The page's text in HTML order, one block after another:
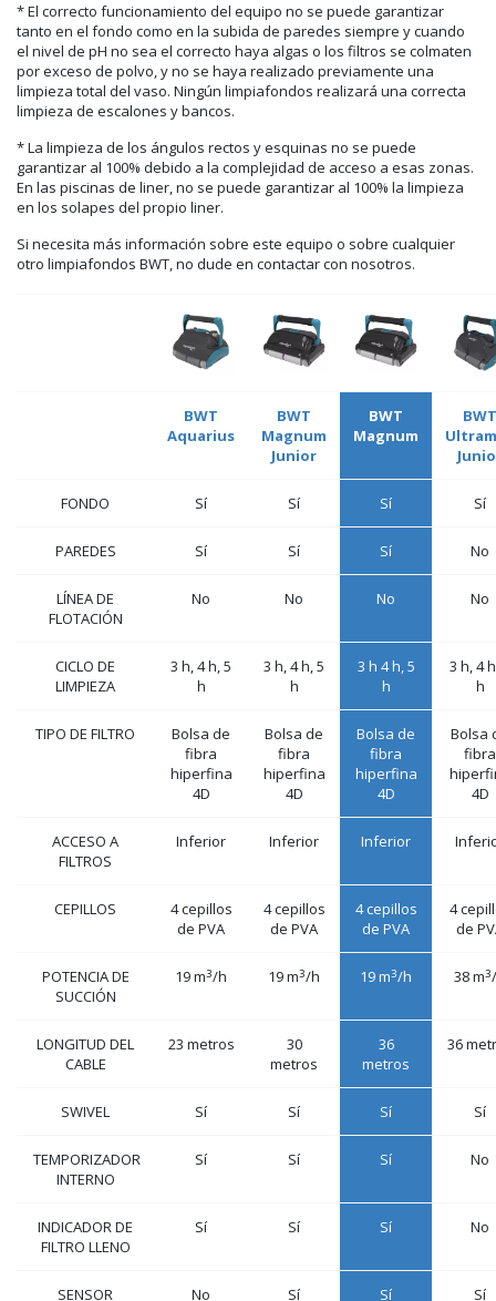
* El correcto funcionamiento del equipo no se puede garantizar
tanto en el fondo como en la subida de paredes siempre y cuando
el nivel de pH no sea el correcto haya algas o los filtros se colmaten
por exceso de polvo, y no se haya realizado previamente una
limpieza total del vaso. Ningún limpiafondos realizará una correcta
limpieza de escalones y bancos.
* La limpieza de los ángulos rectos y esquinas no se puede
garantizar al 100% debido a la complejidad de acceso a esas zonas.
En las piscinas de liner, no se puede garantizar al 100% la limpieza
en los solapes del propio liner.
Si necesita más información sobre este equipo o sobre cualquier
otro limpiafondos BWT, no dude en contactar con nosotros.
BWT
Aquarius
BWT
Magnum
Junior
BWT
Magnum
BWT
FONDO Sí Sí Sí Sí
PAREDES Sí Sí Sí No
LÍNEA DE
FLOTACIÓN
No No No No
CICLO DE
LIMPIEZA
3 h, 4 h, 5
h
3 h, 4 h, 5
h
3 h 4 h, 5
h
3 h, 4
h
TIPO DE FILTRO
Bolsa de
fibra
hiperfina
4D
Bolsa de
fibra
hiperfina
4D
Bolsa de
fibra
hiperfina
4D
Bolsa
fibra
4D
ACCESO A
FILTROS
Inferior Inferior Inferior
CEPILLOS
4 cepillos
de PVA
4 cepillos
de PVA
4 cepillos
de PVA
4
de
POTENCIA DE
SUCCIÓN
19 m3/h 19 m3/h 19 m3/h 38 m3
LONGITUD DEL
CABLE
23 metros
30
metros
36
metros
36
SWIVEL Sí Sí Sí Sí
TEMPORIZADOR
INTERNO
Sí Sí Sí No
INDICADOR DE
FILTRO LLENO
Sí Sí Sí No
SENSOR No Sí Sí Sí